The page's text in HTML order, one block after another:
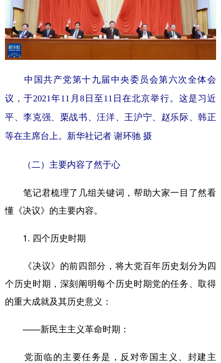
中国共产党第十九届中央委员会第六次全体会
议，于2021年11月8日至11日在北京举行。这是习近
平、李克强、栗战书、汪洋、王沪宁、赵乐际、韩正
等在主席台上。新华社记者 谢环驰 摄
（二）主要内容了然于心
笔记君梳理了几组关键词，帮助大家一目了然看
懂《决议》的主要内容。
1. 四个历史时期
《决议》的前四部分，将大党百年历史划分为四
个历史时期，深刻阐明每个历史时期党的任务、取得
的重大成就及其历史意义：
——新民主主义革命时期：
党面临的主要任务是，反对帝国主义、封建主